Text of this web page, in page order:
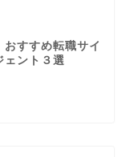
おすすめ転職サイ
ェント３選